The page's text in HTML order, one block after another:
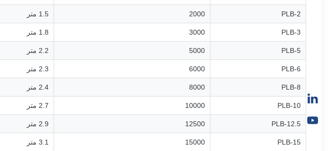
PLB-2
2000 1.5 متر
PLB-3
3000 1.8 متر
PLB-5
5000 2.2 متر
PLB-6
6000 2.3 متر
PLB-8
8000 2.4 متر
PLB-10
10000 2.7 متر
PLB-12.5
12500 2.9 متر
PLB-15
15000 3.1 متر